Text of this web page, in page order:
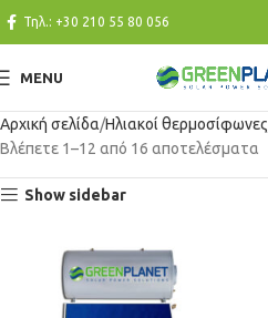
Τηλ.: +30 210 55 80 056
MENU
Αρχική σελίδα Ηλιακοί θερμοσίφωνες
Βλέπετε 1–12 από 16 αποτελέσματα
Show sidebar